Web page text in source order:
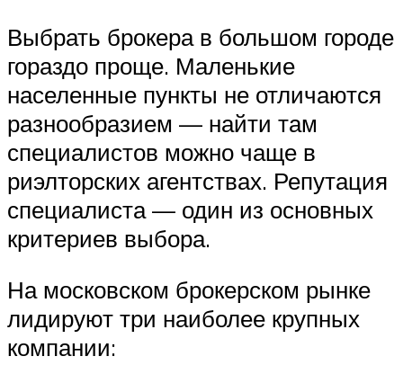
Выбрать брокера в большом городе
гораздо проще. Маленькие
населенные пункты не отличаются
разнообразием — найти там
специалистов можно чаще в
риэлторских агентствах. Репутация
специалиста — один из основных
критериев выбора.
На московском брокерском рынке
лидируют три наиболее крупных
компании: